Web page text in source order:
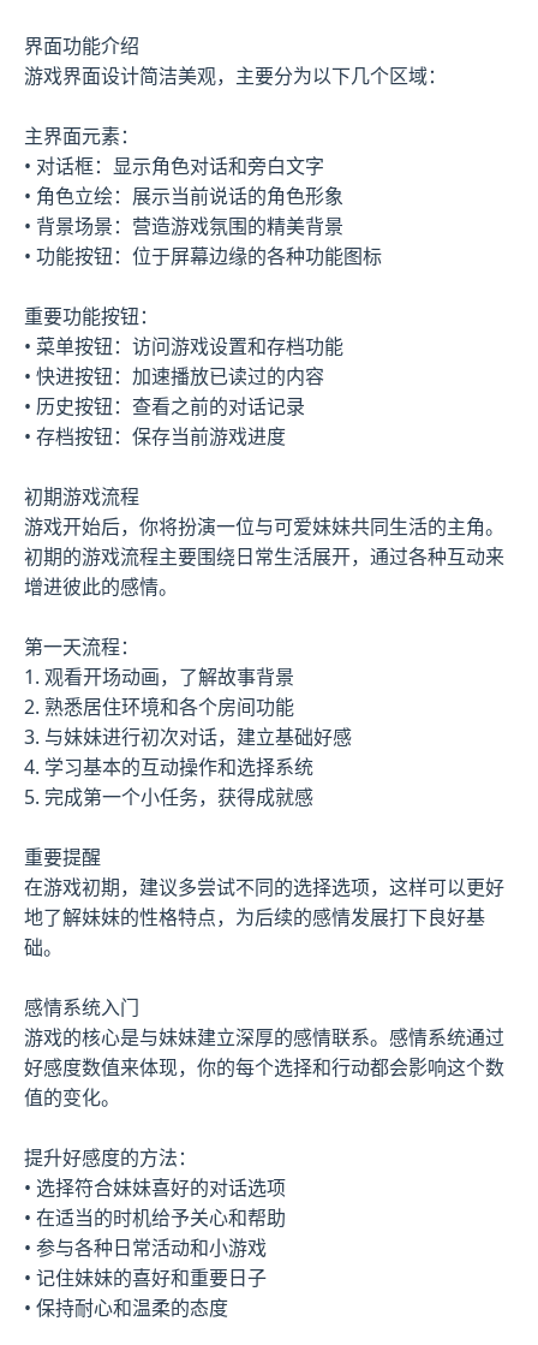
界面功能介绍
游戏界面设计简洁美观，主要分为以下几个区域：
主界面元素：
• 对话框：显示角色对话和旁白文字
• 角色立绘：展示当前说话的角色形象
• 背景场景：营造游戏氛围的精美背景
• 功能按钮：位于屏幕边缘的各种功能图标
重要功能按钮：
• 菜单按钮：访问游戏设置和存档功能
• 快进按钮：加速播放已读过的内容
• 历史按钮：查看之前的对话记录
• 存档按钮：保存当前游戏进度
初期游戏流程
游戏开始后，你将扮演一位与可爱妹妹共同生活的主角。
初期的游戏流程主要围绕日常生活展开，通过各种互动来
增进彼此的感情。
第一天流程：
1. 观看开场动画，了解故事背景
2. 熟悉居住环境和各个房间功能
3. 与妹妹进行初次对话，建立基础好感
4. 学习基本的互动操作和选择系统
5. 完成第一个小任务，获得成就感
重要提醒
在游戏初期，建议多尝试不同的选择选项，这样可以更好
地了解妹妹的性格特点，为后续的感情发展打下良好基
础。
感情系统入门
游戏的核心是与妹妹建立深厚的感情联系。感情系统通过
好感度数值来体现，你的每个选择和行动都会影响这个数
值的变化。
提升好感度的方法：
• 选择符合妹妹喜好的对话选项
• 在适当的时机给予关心和帮助
• 参与各种日常活动和小游戏
• 记住妹妹的喜好和重要日子
• 保持耐心和温柔的态度